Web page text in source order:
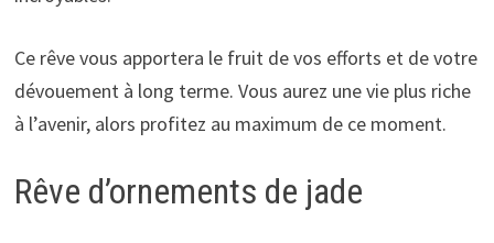
Ce rêve vous apportera le fruit de vos efforts et de votre
dévouement à long terme. Vous aurez une vie plus riche
à l’avenir, alors profitez au maximum de ce moment.
Rêve d’ornements de jade